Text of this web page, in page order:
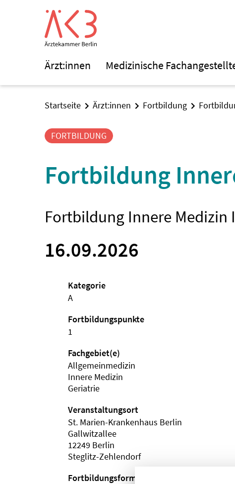
Ärzt:innen Medizinische
Startseite Ärzt:innen Fortbildung
FORTBILDUNG
Fortbildung
Fortbildung Innere Medizin
16.09.2026
Kategorie
A
Fortbildungspunkte
1
Fachgebiet(e)
Allgemeinmedizin
Innere Medizin
Geriatrie
Veranstaltungsort
St. Marien-Krankenhaus Berlin
Gallwitzallee
12249 Berlin
Steglitz-Zehlendorf
Fortbildungsformat